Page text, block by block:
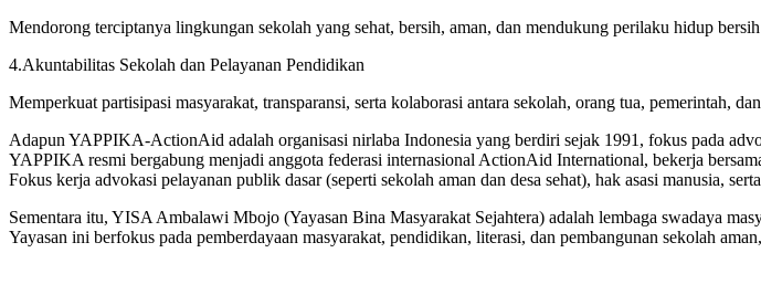
Mendorong terciptanya lingkungan sekolah yang sehat, bersih, aman, dan mendukung perilaku hidup
4.Akuntabilitas Sekolah dan Pelayanan Pendidikan
Memperkuat partisipasi masyarakat, transparansi, serta kolaborasi antara sekolah, orang tua, pemerintah,
Adapun YAPPIKA-ActionAid adalah organisasi nirlaba Indonesia yang berdiri sejak 1991, fokus pada
YAPPIKA resmi bergabung menjadi anggota federasi internasional ActionAid International, bekerja
Fokus kerja advokasi pelayanan publik dasar (seperti sekolah aman dan desa sehat), hak asasi manusia,
Sementara itu, YISA Ambalawi Mbojo (Yayasan Bina Masyarakat Sejahtera) adalah lembaga swadaya
Yayasan ini berfokus pada pemberdayaan masyarakat, pendidikan, literasi, dan pembangunan sekolah